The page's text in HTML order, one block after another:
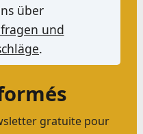
über
und
.
gratuite pour